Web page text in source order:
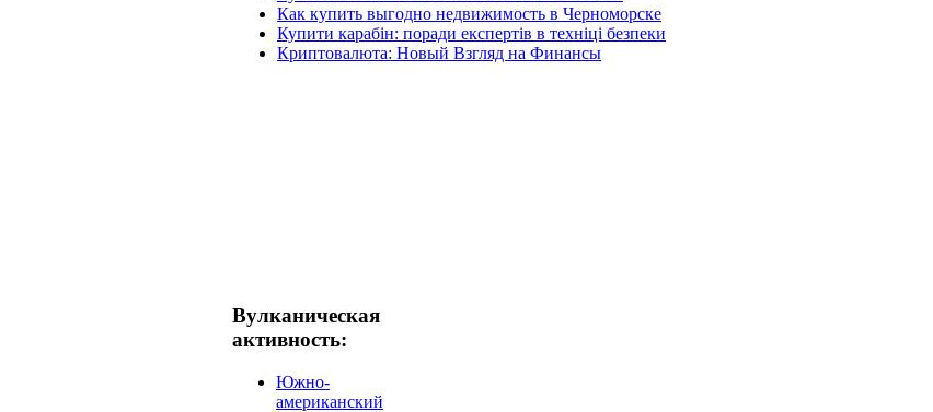
Как купить выгодно недвижимость в Черноморске
Купити карабін: поради експертів в техніці безпеки
Криптовалюта: Новый Взгляд на Финансы
Вулканическая
активность:
Южно-
американский